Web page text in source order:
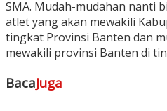
SMA. Mudah-mudahan nanti
atlet yang akan mewakili
tingkat Provinsi Banten dan
mewakili provinsi Banten di
BacaJuga